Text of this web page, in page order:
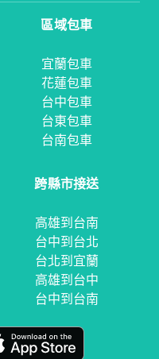
區域包車
宜蘭包車
花蓮包車
台中包車
台東包車
台南包車
跨縣市接送
高雄到台南
台中到台北
台北到宜蘭
高雄到台中
台中到台南